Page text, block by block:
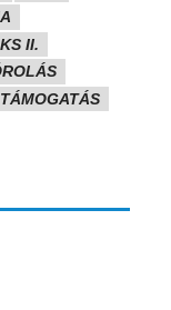
II.
TÁMOGATÁS